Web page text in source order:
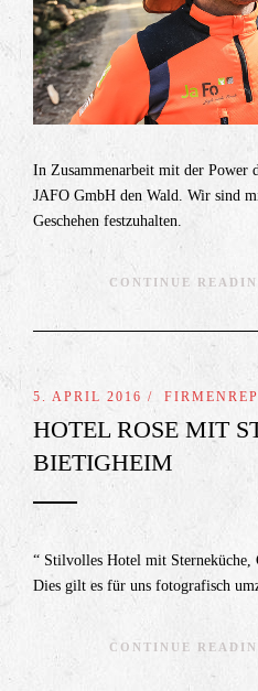
In Zusammenarbeit mit der
JAFO GmbH den Wald. Wir sind
Geschehen festzuhalten.
CONTINUE
5. APRIL 2016 /
HOTEL ROSE MIT
BIETIGHEIM
“ Stilvolles Hotel mit Sterneküche,
Dies gilt es für uns fotografisch
CONTINUE